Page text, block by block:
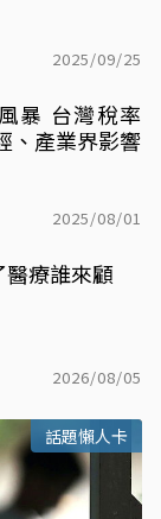
2025/09/25
暴 台灣稅率
2025/08/01
療誰來顧
2026/08/05
話題懶人卡